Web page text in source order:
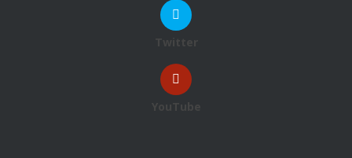
Twitter
YouTube